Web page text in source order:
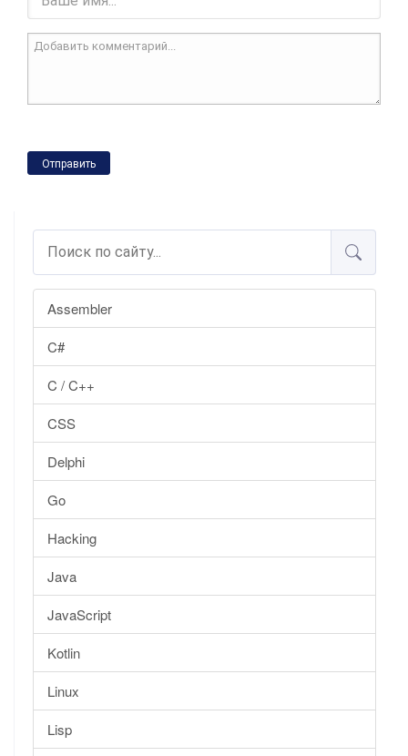
Assembler
C#
C / C++
CSS
Delphi
Go
Hacking
Java
JavaScript
Kotlin
Linux
Lisp
Отправить